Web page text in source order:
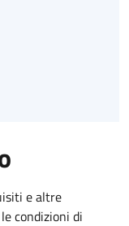
e altre
condizioni di